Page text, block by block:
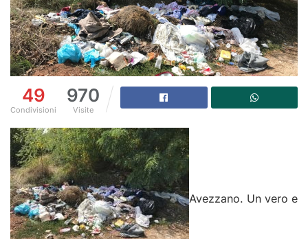
49
Condivisioni
970
Visite
Avezzano. Un vero e